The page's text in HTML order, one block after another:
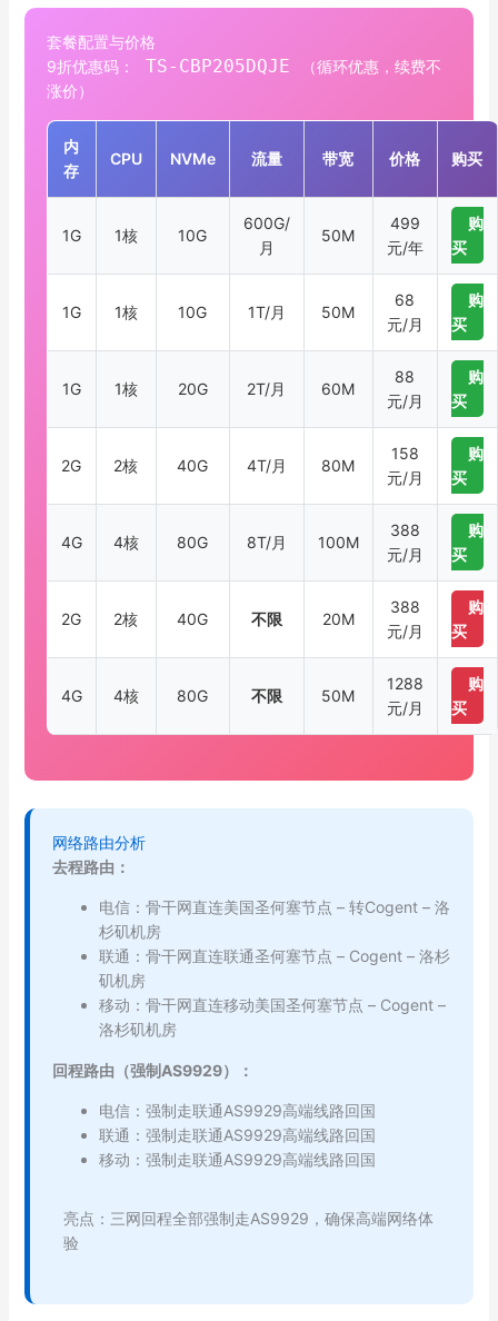
套餐配置与价格
9折优惠码：
TS-CBP205DQJE
（循环优惠，续费不
涨价）
内
存
CPU NVMe 流量 带宽 价格 购买
1G 1核 10G
600G/
月
50M
499
元/年
购
买
1G 1核 10G 1T/月 50M
68
元/月
购
买
1G 1核 20G 2T/月 60M
88
元/月
购
买
2G 2核 40G 4T/月 80M
158
元/月
购
买
4G 4核 80G 8T/月 100M
388
元/月
购
买
2G 2核 40G 不限 20M
388
元/月
购
买
4G 4核 80G 不限 50M
1288
元/月
购
买
网络路由分析
去程路由：
电信：骨干网直连美国圣何塞节点 – 转Cogent – 洛
杉矶机房
联通：骨干网直连联通圣何塞节点 – Cogent – 洛杉
矶机房
移动：骨干网直连移动美国圣何塞节点 – Cogent –
洛杉矶机房
回程路由（强制AS9929）：
电信：强制走联通AS9929高端线路回国
联通：强制走联通AS9929高端线路回国
移动：强制走联通AS9929高端线路回国
亮点：三网回程全部强制走AS9929，确保高端网络体
验